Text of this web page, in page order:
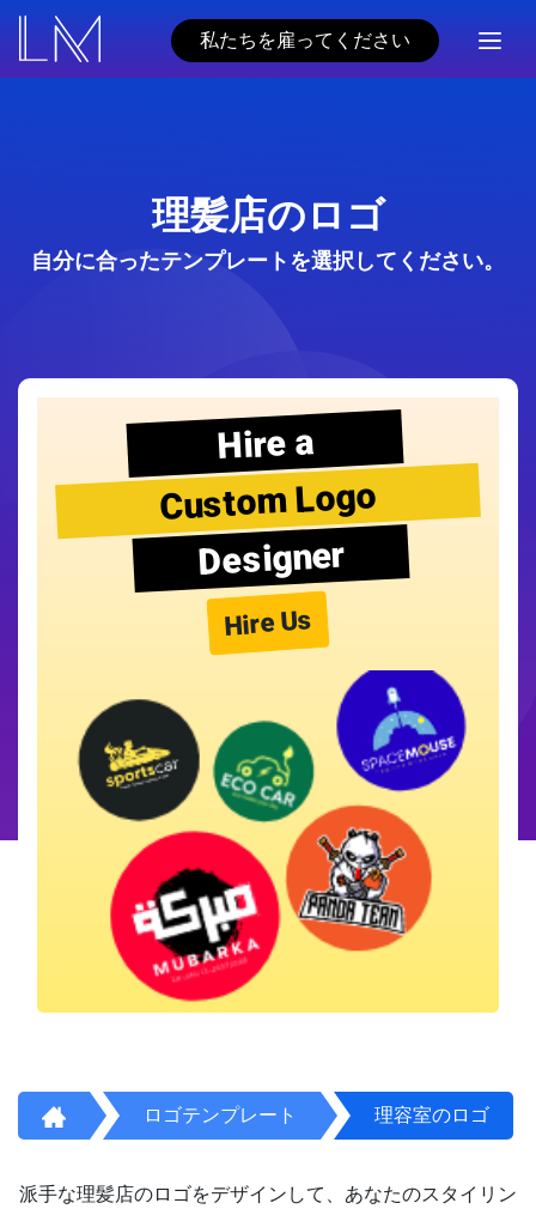
私たちを雇ってください
理髪店のロゴ
自分に合ったテンプレートを選択してください。
Hire a
Custom Logo
Designer
Hire Us
ロゴテンプレート 理容室のロゴ
派手な理髪店のロゴをデザインして、あなたのスタイリン